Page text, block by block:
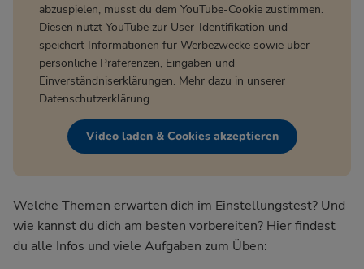
abzuspielen, musst du dem YouTube-Cookie zustimmen.
Diesen nutzt YouTube zur User-Identifikation und
speichert Informationen für Werbezwecke sowie über
persönliche Präferenzen, Eingaben und
Einverständniserklärungen. Mehr dazu in unserer
Datenschutzerklärung.
Video laden & Cookies akzeptieren
Welche Themen erwarten dich im Einstellungstest? Und
wie kannst du dich am besten vorbereiten? Hier findest
du alle Infos und viele Aufgaben zum Üben: